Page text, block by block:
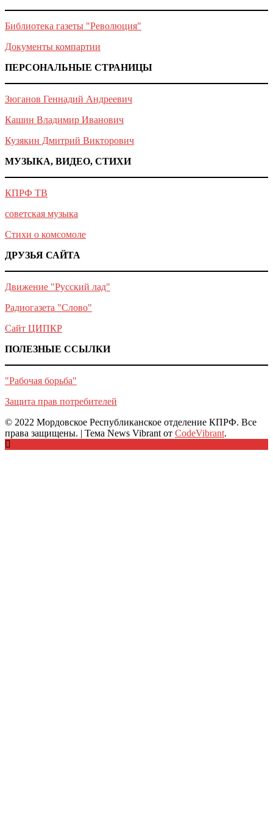
Библиотека газеты "Революция"
Документы компартии
ПЕРСОНАЛЬНЫЕ СТРАНИЦЫ
Зюганов Геннадий Андреевич
Кашин Владимир Иванович
Кузякин Дмитрий Викторович
МУЗЫКА, ВИДЕО, СТИХИ
КПРФ ТВ
советская музыка
Стихи о комсомоле
ДРУЗЬЯ САЙТА
Движение "Русский лад"
Радиогазета "Слово"
Сайт ЦИПКР
ПОЛЕЗНЫЕ ССЫЛКИ
"Рабочая борьба"
Защита прав потребителей
© 2022 Мордовское Республиканское отделение КПРФ. Все
права защищены. | Тема News Vibrant от CodeVibrant.